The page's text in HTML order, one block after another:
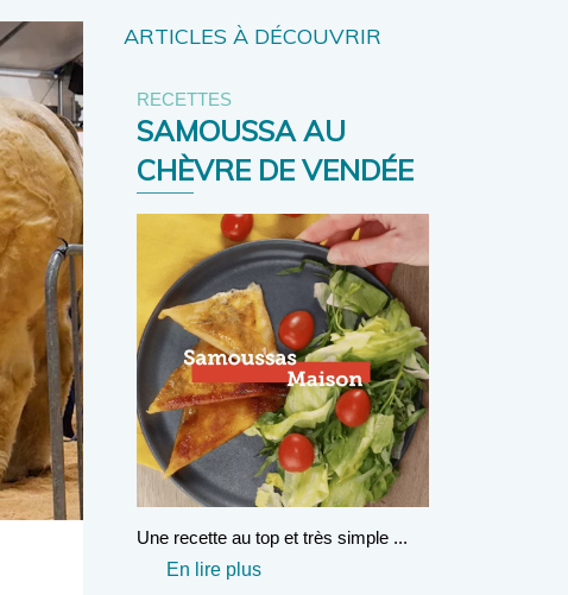
ARTICLES À DÉCOUVRIR
RECETTES
SAMOUSSA AU
CHÈVRE DE VENDÉE
Une recette au top et très simple ...
En lire plus